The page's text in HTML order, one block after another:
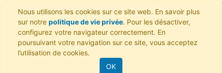
Nous utilisons les cookies sur ce site web. En savoir plus
sur notre politique de vie privée. Pour les désactiver,
configurez votre navigateur correctement. En
poursuivant votre navigation sur ce site, vous acceptez
l’utilisation de cookies.
OK